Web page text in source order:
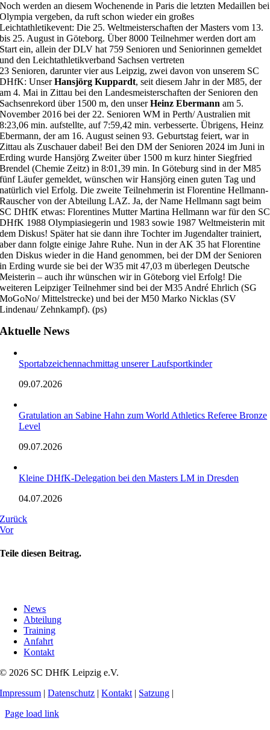
Noch werden an diesem Wochenende in Paris die letzten Medaillen bei
Olympia vergeben, da ruft schon wieder ein großes
Leichtathletikevent: Die 25. Weltmeisterschaften der Masters vom 13.
bis 25. August in Göteborg. Über 8000 Teilnehmer werden dort am
Start ein, allein der DLV hat 759 Senioren und Seniorinnen gemeldet
und den Leichtathletikverband Sachsen vertreten
23 Senioren, darunter vier aus Leipzig, zwei davon von unserem SC
DHfK: UnserHansjörg Kuppardt, seit diesem Jahr in der M85, der
am 4. Mai in Zittau bei den Landesmeisterschaften der Senioren den
Sachsenrekord über 1500 m, den unserHeinz Ebermann am 5.
November 2016 bei der 22. Senioren WM in Perth/ Australien mit
8:23,06 min. aufstellte, auf 7:59,42 min. verbesserte. Übrigens, Heinz
Ebermann, der am 16. August seinen 93. Geburtstag feiert, war in
Zittau als Zuschauer dabei! Bei den DM der Senioren 2024 im Juni in
Erding wurde Hansjörg Zweiter über 1500 m kurz hinter Siegfried
Brendel (Chemie Zeitz) in 8:01,39 min. In Göteburg sind in der M85
fünf Läufer gemeldet, wünschen wir Hansjörg einen guten Tag und
natürlich viel Erfolg. Die zweite Teilnehmerin ist Florentine Hellmann-
Rauscher von der Abteilung LAZ. Ja, der Name Hellmann sagt beim
SC DHfK etwas: Florentines Mutter Martina Hellmann war für den SC
DHfK 1988 Olympiasiegerin und 1983 sowie 1987 Weltmeisterin mit
dem Diskus! Später hat sie dann ihre Tochter im Jugendalter trainiert,
aber dann folgte einige Jahre Ruhe. Nun in der AK 35 hat Florentine
den Diskus wieder in die Hand genommen, bei der DM der Senioren
in Erding wurde sie bei der W35 mit 47,03 m überlegen Deutsche
Meisterin – auch ihr wünschen wir in Göteborg viel Erfolg! Die
weiteren Leipziger Teilnehmer sind bei der M35 André Ehrlich (SG
MoGoNo/ Mittelstrecke) und bei der M50 Marko Nicklas (SV
Lindenau/ Zehnkampf). (ps)
Aktuelle News
Sportabzeichennachmittag unserer Laufsportkinder
09.07.2026
Gratulation an Sabine Hahn zum World Athletics Referee Bronze
Level
09.07.2026
Kleine DHfK-Delegation bei den Masters LM in Dresden
04.07.2026
Zurück
Vor
Teile diesen Beitrag.
News
Abteilung
Training
Anfahrt
Kontakt
© 2026 SC DHfK Leipzig e.V.
Impressum |Datenschutz |Kontakt | Satzung |
Page load link